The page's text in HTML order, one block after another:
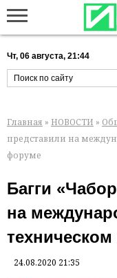
Чт, 06 августа, 21:44
Главная » НОВОСТИ »
представили на
форуме
Багги
на
24.08.2020 21:35